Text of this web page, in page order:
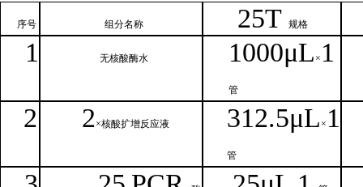
序号 组分名称 25T 规格
1 无核酸酶水 1000μL × 1
管
2 2×核酸扩增反应液 312.5μL × 1
管